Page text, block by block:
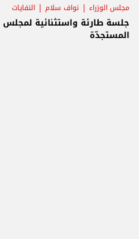
مجلس الوزراء نواف سلام النفايات
جلسة طارئة واستثنائية لمجلس
المستجدّة